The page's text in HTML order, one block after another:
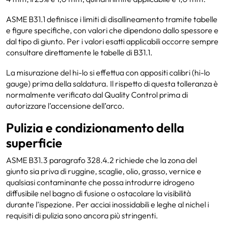
ASME B31.1 definisce i limiti di disallineamento tramite tabelle
e figure specifiche, con valori che dipendono dallo spessore e
dal tipo di giunto. Per i valori esatti applicabili occorre sempre
consultare direttamente le tabelle di B31.1.
La misurazione del hi-lo si effettua con appositi calibri (hi-lo
gauge) prima della saldatura. Il rispetto di questa tolleranza è
normalmente verificato dal Quality Control prima di
autorizzare l’accensione dell’arco.
Pulizia e condizionamento della
superficie
ASME B31.3 paragrafo 328.4.2 richiede che la zona del
giunto sia priva di ruggine, scaglie, olio, grasso, vernice e
qualsiasi contaminante che possa introdurre idrogeno
diffusibile nel bagno di fusione o ostacolare la visibilità
durante l’ispezione. Per acciai inossidabili e leghe al nichel i
requisiti di pulizia sono ancora più stringenti.